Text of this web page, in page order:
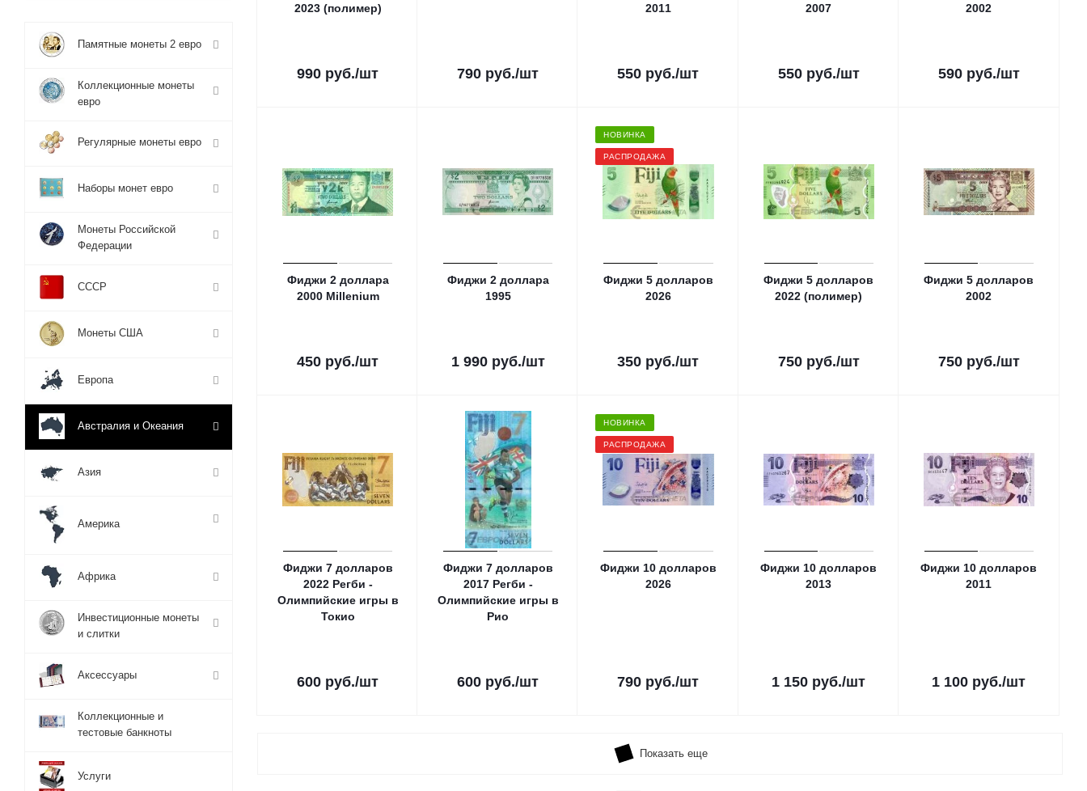
2023 (полимер)
990 руб./шт 790 руб./шт
2011
550 руб./шт
2007
550руб./шт
2002
590руб./шт
Фиджи 2 доллара
2000 Millenium
450 руб./шт
Фиджи 2 доллара
1995
1 990руб./шт
НОВИНКА
РАСПРОДАЖА
Фиджи 5 долларов
2026
350 руб./шт
Фиджи 5 долларов
2022 (полимер)
750руб./шт
Фиджи 5 долларов
2002
750руб./шт
Фиджи 7 долларов
2022 Регби -
Олимпийские игры в
Токио
600 руб./шт
Фиджи 7 долларов
2017 Регби -
Олимпийские игры в
Рио
600 руб./шт
НОВИНКА
РАСПРОДАЖА
Фиджи 10 долларов
2026
790 руб./шт
Фиджи 10 долларов
2013
1 150 руб./шт
Фиджи 10 долларов
2011
1 100 руб./шт
Показать еще
Памятные монеты 2 евро
Коллекционные монеты
евро
Регулярные монеты евро
Наборы монет евро
Монеты Российской
Федерации
СССР
Монеты США
Европа
Австралия и Океания
Азия
Америка
Африка
Инвестиционные монеты
и слитки
Аксессуары
Коллекционные и
тестовые банкноты
Услуги